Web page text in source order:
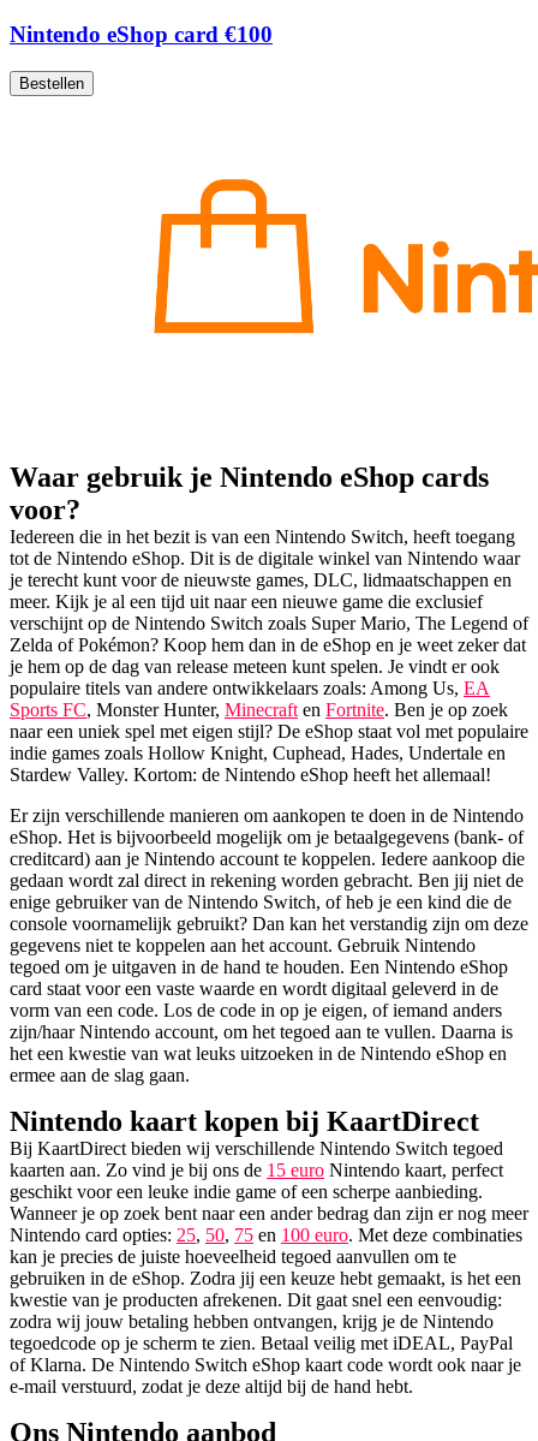
Nintendo eShop card €100
Bestellen
Waar gebruik je Nintendo eShop cards
voor?
Iedereen die in het bezit is van een Nintendo Switch, heeft toegang
tot de Nintendo eShop. Dit is de digitale winkel van Nintendo waar
je terecht kunt voor de nieuwste games, DLC, lidmaatschappen en
meer. Kijk je al een tijd uit naar een nieuwe game die exclusief
verschijnt op de Nintendo Switch zoals Super Mario, The Legend of
Zelda of Pokémon? Koop hem dan in de eShop en je weet zeker dat
je hem op de dag van release meteen kunt spelen. Je vindt er ook
populaire titels van andere ontwikkelaars zoals: Among Us, EA
Sports FC, Monster Hunter, Minecraft en Fortnite. Ben je op zoek
naar een uniek spel met eigen stijl? De eShop staat vol met populaire
indie games zoals Hollow Knight, Cuphead, Hades, Undertale en
Stardew Valley. Kortom: de Nintendo eShop heeft het allemaal!
Er zijn verschillende manieren om aankopen te doen in de Nintendo
eShop. Het is bijvoorbeeld mogelijk om je betaalgegevens (bank- of
creditcard) aan je Nintendo account te koppelen. Iedere aankoop die
gedaan wordt zal direct in rekening worden gebracht. Ben jij niet de
enige gebruiker van de Nintendo Switch, of heb je een kind die de
console voornamelijk gebruikt? Dan kan het verstandig zijn om deze
gegevens niet te koppelen aan het account. Gebruik Nintendo
tegoed om je uitgaven in de hand te houden. Een Nintendo eShop
card staat voor een vaste waarde en wordt digitaal geleverd in de
vorm van een code. Los de code in op je eigen, of iemand anders
zijn/haar Nintendo account, om het tegoed aan te vullen. Daarna is
het een kwestie van wat leuks uitzoeken in de Nintendo eShop en
ermee aan de slag gaan.
Nintendo kaart kopen bij KaartDirect
Bij KaartDirect bieden wij verschillende Nintendo Switch tegoed
kaarten aan. Zo vind je bij ons de 15 euro Nintendo kaart, perfect
geschikt voor een leuke indie game of een scherpe aanbieding.
Wanneer je op zoek bent naar een ander bedrag dan zijn er nog meer
Nintendo card opties: 25, 50, 75 en 100 euro. Met deze combinaties
kan je precies de juiste hoeveelheid tegoed aanvullen om te
gebruiken in de eShop. Zodra jij een keuze hebt gemaakt, is het een
kwestie van je producten afrekenen. Dit gaat snel een eenvoudig:
zodra wij jouw betaling hebben ontvangen, krijg je de Nintendo
tegoedcode op je scherm te zien. Betaal veilig met iDEAL, PayPal
of Klarna. De Nintendo Switch eShop kaart code wordt ook naar je
e-mail verstuurd, zodat je deze altijd bij de hand hebt.
Ons Nintendo aanbod